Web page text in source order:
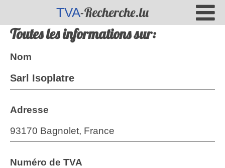
TVA-Recherche.lu
Toutes les informations sur:
Nom
Sarl Isoplatre
Adresse
93170 Bagnolet, France
Numéro de TVA